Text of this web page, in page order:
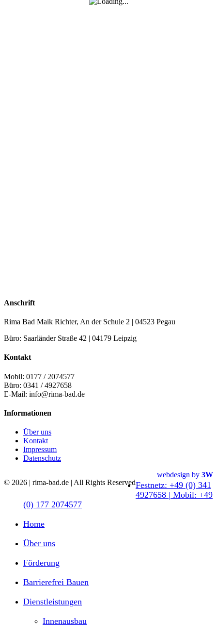
Anschrift
Rima Bad Maik Richter, An der Schule 2 | 04523 Pegau
Büro: Saarländer Straße 42 | 04179 Leipzig
Kontakt
Mobil: 0177 / 2074577
Büro: 0341 / 4927658
E-Mail: info@rima-bad.de
Informationen
Über uns
Kontakt
Impressum
Datenschutz
© 2026 | rima-bad.de | All Rights Reserved
webdesign by 3W
Menu
Festnetz: +49 (0) 341
4927658 | Mobil: +49
(0) 177 2074577
Home
Über uns
Förderung
Barrierefrei Bauen
Dienstleistungen
Innenausbau